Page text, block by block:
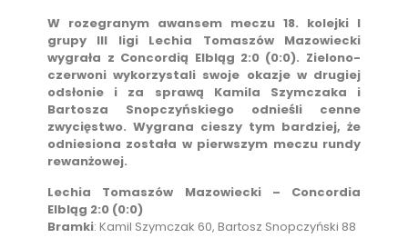
W rozegranym awansem meczu 18. kolejki I
grupy III ligi Lechia Tomaszów Mazowiecki
wygrała z Concordią Elbląg 2:0 (0:0). Zielono-
czerwoni wykorzystali swoje okazje w drugiej
odsłonie i za sprawą Kamila Szymczaka i
Bartosza Snopczyńskiego odnieśli cenne
zwycięstwo. Wygrana cieszy tym bardziej, że
odniesiona została w pierwszym meczu rundy
rewanżowej.
Lechia Tomaszów Mazowiecki – Concordia
Elbląg 2:0 (0:0)
Bramki: Kamil Szymczak 60, Bartosz Snopczyński 88